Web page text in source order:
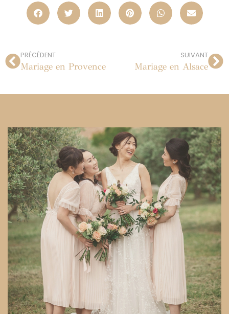
PRÉCÉDENT
Mariage en Provence
SUIVANT
Mariage en Alsace